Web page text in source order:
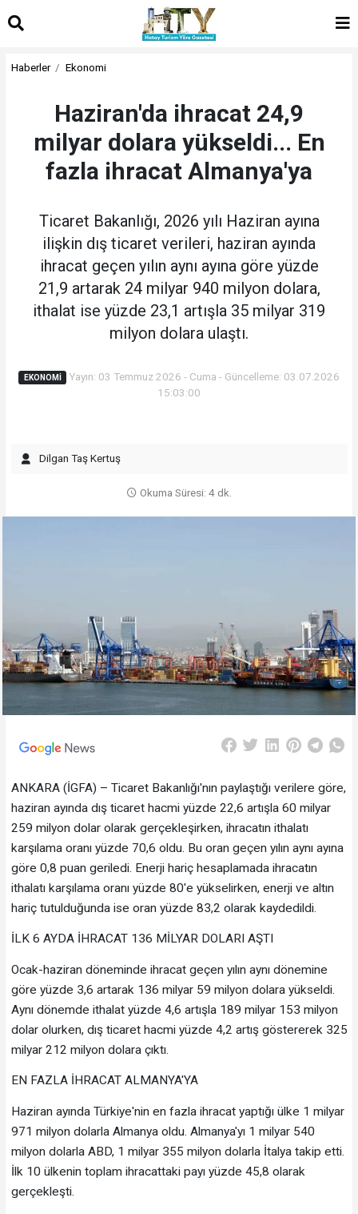
Haberler Ekonomi
Haziran'da ihracat 24,9
milyar dolara yükseldi... En
fazla ihracat Almanya'ya
Ticaret Bakanlığı, 2026 yılı Haziran ayına
ilişkin dış ticaret verileri, haziran ayında
ihracat geçen yılın aynı ayına göre yüzde
21,9 artarak 24 milyar 940 milyon dolara,
ithalat ise yüzde 23,1 artışla 35 milyar 319
milyon dolara ulaştı.
EKONOMI
Yayın: 03 Temmuz 2026 - Cuma - Güncelleme: 03.07.2026
15:03:00
Dilgan Taş Kertuş
Okuma Süresi: 4 dk.
ANKARA (İGFA) – Ticaret Bakanlığı'nın paylaştığı verilere göre,
haziran ayında dış ticaret hacmi yüzde 22,6 artışla 60 milyar
259 milyon dolar olarak gerçekleşirken, ihracatın ithalatı
karşılama oranı yüzde 70,6 oldu. Bu oran geçen yılın aynı ayına
göre 0,8 puan geriledi. Enerji hariç hesaplamada ihracatın
ithalatı karşılama oranı yüzde 80'e yükselirken, enerji ve altın
hariç tutulduğunda ise oran yüzde 83,2 olarak kaydedildi.
İLK 6 AYDA İHRACAT 136 MİLYAR DOLARI AŞTI
Ocak-haziran döneminde ihracat geçen yılın aynı dönemine
göre yüzde 3,6 artarak 136 milyar 59 milyon dolara yükseldi.
Aynı dönemde ithalat yüzde 4,6 artışla 189 milyar 153 milyon
dolar olurken, dış ticaret hacmi yüzde 4,2 artış göstererek 325
milyar 212 milyon dolara çıktı.
EN FAZLA İHRACAT ALMANYA'YA
Haziran ayında Türkiye'nin en fazla ihracat yaptığı ülke 1 milyar
971 milyon dolarla Almanya oldu. Almanya'yı 1 milyar 540
milyon dolarla ABD, 1 milyar 355 milyon dolarla İtalya takip etti.
İlk 10 ülkenin toplam ihracattaki payı yüzde 45,8 olarak
gerçekleşti.